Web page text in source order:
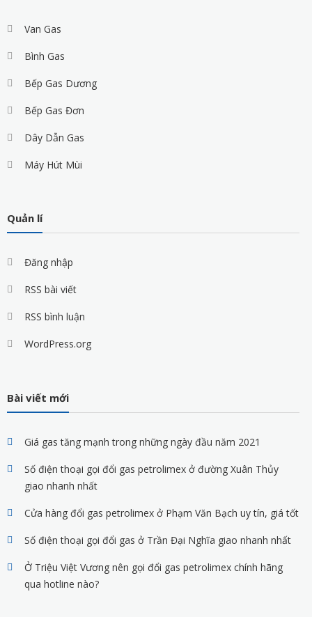
Van Gas
Bình Gas
Bếp Gas Dương
Bếp Gas Đơn
Dây Dẫn Gas
Máy Hút Mùi
Quản lí
Đăng nhập
RSS bài viết
RSS bình luận
WordPress.org
Bài viết mới
Giá gas tăng mạnh trong những ngày đầu năm 2021
Số điện thoại gọi đổi gas petrolimex ở đường Xuân Thủy
giao nhanh nhất
Cửa hàng đổi gas petrolimex ở Phạm Văn Bạch uy tín, giá tốt
Số điện thoại gọi đổi gas ở Trần Đại Nghĩa giao nhanh nhất
Ở Triệu Việt Vương nên gọi đổi gas petrolimex chính hãng
qua hotline nào?